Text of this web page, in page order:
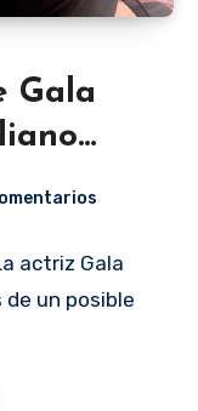
Gala
actriz Gala
un posible